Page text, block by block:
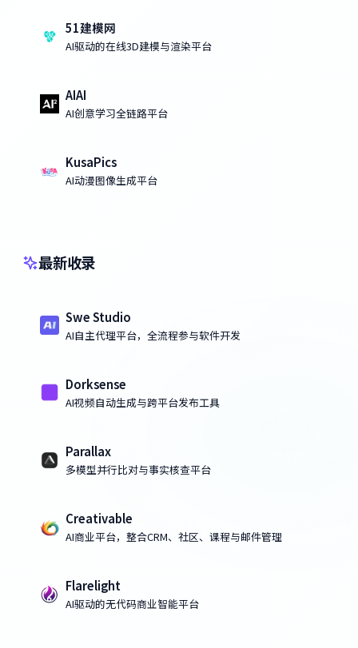
51建模网
AI驱动的在线3D建模与渲染平台
AIAI
AI创意学习全链路平台
KusaPics
AI动漫图像生成平台
最新收录
Swe Studio
AI自主代理平台，全流程参与软件开发
Dorksense
AI视频自动生成与跨平台发布工具
Parallax
多模型并行比对与事实核查平台
Creativable
AI商业平台，整合CRM、社区、课程与邮件管理
Flarelight
AI驱动的无代码商业智能平台